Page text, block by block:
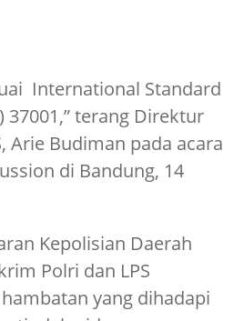
International Standard
37001,” terang Direktur
Arie Budiman pada acara
di Bandung, 14
Kepolisian Daerah
Polri dan LPS
yang dihadapi